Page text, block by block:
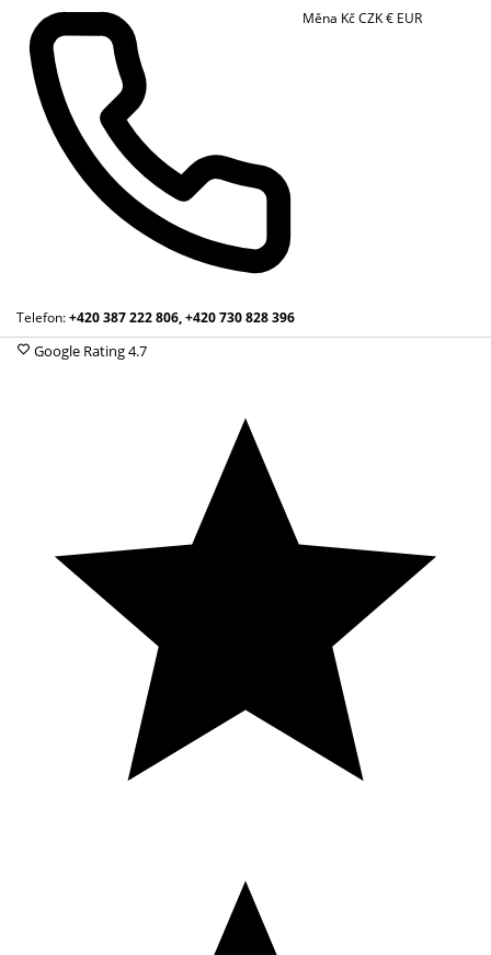
Telefon:+420 387 222 806, +420 730 828 396
Měna KčCZK€ EUR
Google Rating4.7